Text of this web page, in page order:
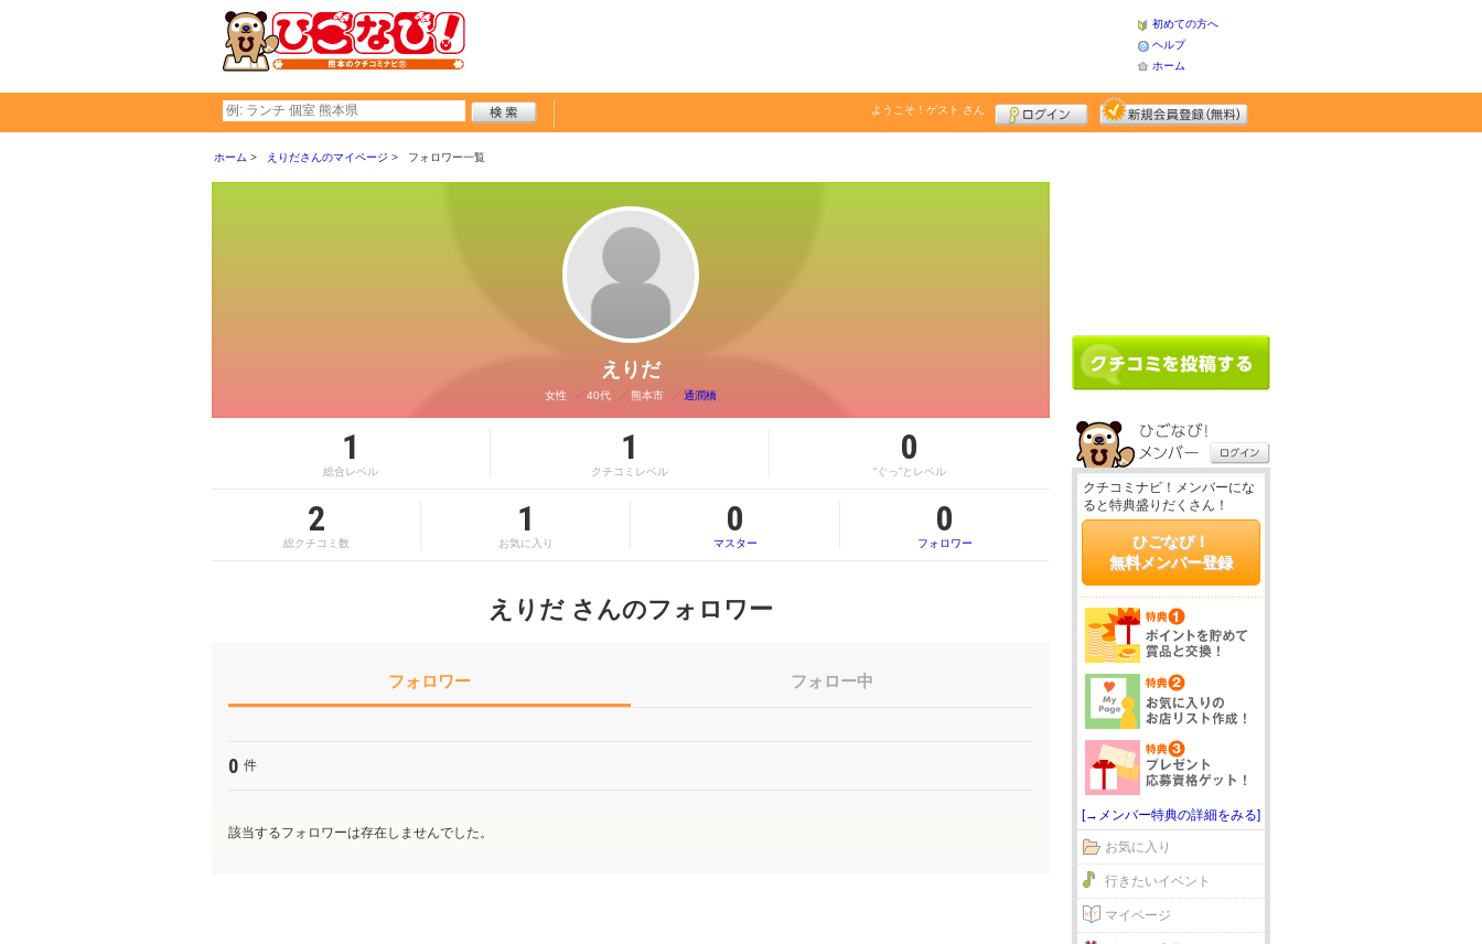
初めての方へ
ヘルプ
ホーム
ようこそ！ ゲスト さん
ホーム えりださんのマイページ フォロワー一覧
えりだ
女性 40代 熊本市 通潤橋
1
総合レベル
1
クチコミレベル
0
“ぐっ”とレベル
2
総クチコミ数
1
お気に入り
0
マスター
0
フォロワー
えりだ さんのフォロワー
フォロワー フォロー中
0 件
該当するフォロワーは存在しませんでした。
クチコミナビ！メンバーにな
ると特典盛りだくさん！
ひごなび！
無料メンバー登録
[→メンバー特典の詳細をみる]
お気に入り
行きたいイベント
マイページ